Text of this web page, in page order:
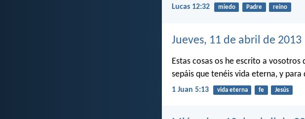
Lucas 12:32 miedo Padre reino
Jueves, 11 de abril de 2013
Estas cosas os he escrito a
sepáis que tenéis vida eterna, y
1 Juan 5:13 vida eterna fe Jesús